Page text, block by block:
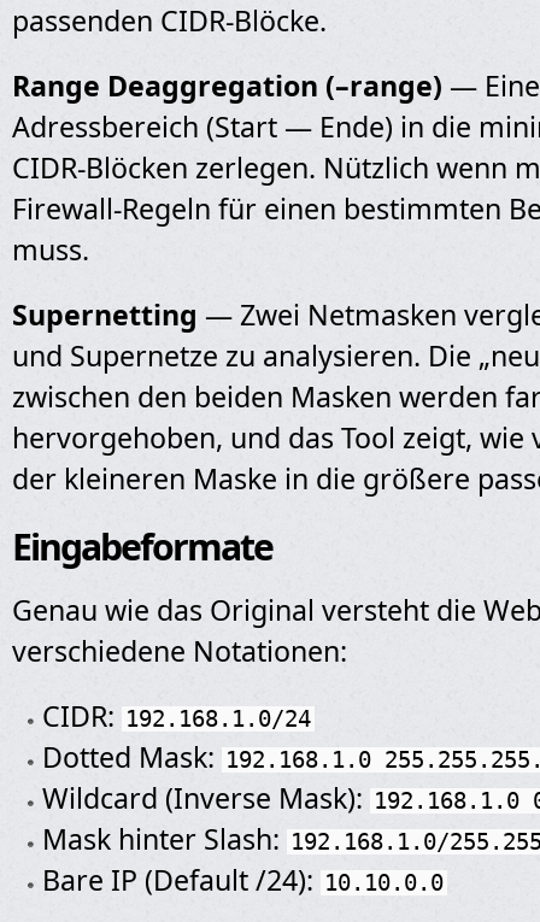
passenden CIDR-Blöcke.
Range Deaggregation (–range) —
Adressbereich (Start — Ende) in die
CIDR-Blöcken zerlegen. Nützlich wenn
Firewall-Regeln für einen bestimmten
muss.
Supernetting — Zwei Netmasken
und Supernetze zu analysieren. Die
zwischen den beiden Masken werden
hervorgehoben, und das Tool zeigt, wie
der kleineren Maske in die größere
Eingabeformate
Genau wie das Original versteht die
verschiedene Notationen:
CIDR: 192.168.1.0/24
Dotted Mask: 192.168.1.0
Wildcard (Inverse Mask): 192.168.1.0
Mask hinter Slash: 192.168.1.0/
Bare IP (Default /24): 10.10.0.0